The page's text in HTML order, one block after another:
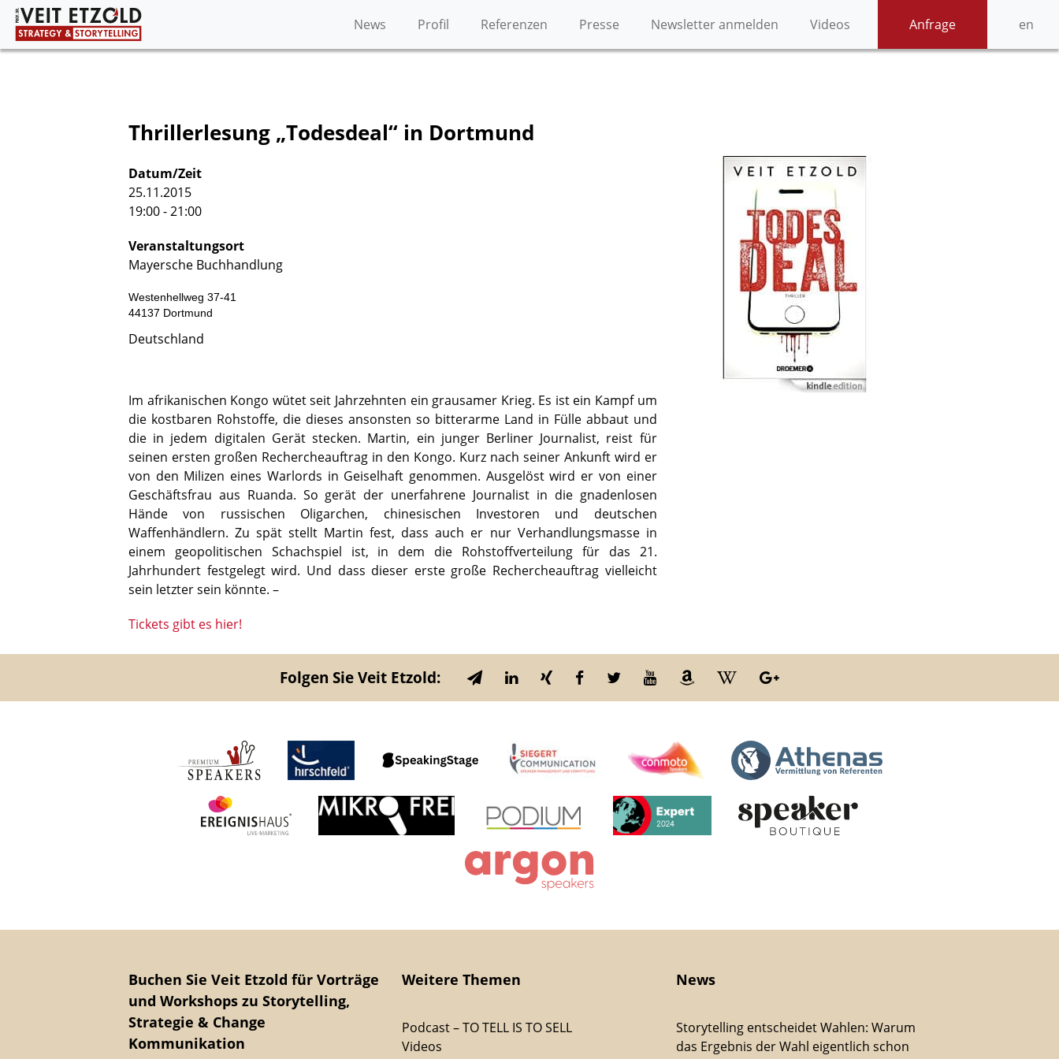
News Profil Referenzen Presse Newsletter anmelden Videos Anfrage en
Thrillerlesung „Todesdeal“ in Dortmund
Datum/Zeit
25.11.2015
19:00 - 21:00
Veranstaltungsort
Mayersche Buchhandlung
Westenhellweg 37-41
44137 Dortmund
Deutschland
Im afrikanischen Kongo wütet seit Jahrzehnten ein grausamer Krieg. Es ist ein Kampf um
die kostbaren Rohstoffe, die dieses ansonsten so bitterarme Land in Fülle abbaut und
die in jedem digitalen Gerät stecken. Martin, ein junger Berliner Journalist, reist für
seinen ersten großen Rechercheauftrag in den Kongo. Kurz nach seiner Ankunft wird er
von den Milizen eines Warlords in Geiselhaft genommen. Ausgelöst wird er von einer
Geschäftsfrau aus Ruanda. So gerät der unerfahrene Journalist in die gnadenlosen
Hände von russischen Oligarchen, chinesischen Investoren und deutschen
Waffenhändlern. Zu spät stellt Martin fest, dass auch er nur Verhandlungsmasse in
einem geopolitischen Schachspiel ist, in dem die Rohstoffverteilung für das 21.
Jahrhundert festgelegt wird. Und dass dieser erste große Rechercheauftrag vielleicht
sein letzter sein könnte. –
Tickets gibt es hier!
Folgen Sie Veit Etzold:
Buchen Sie Veit Etzold für Vorträge
und Workshops zu Storytelling,
Strategie & Change
Kommunikation
Weitere Themen
Podcast – TO TELL IS TO SELL
Videos
News
Storytelling entscheidet Wahlen: Warum
das Ergebnis der Wahl eigentlich schon